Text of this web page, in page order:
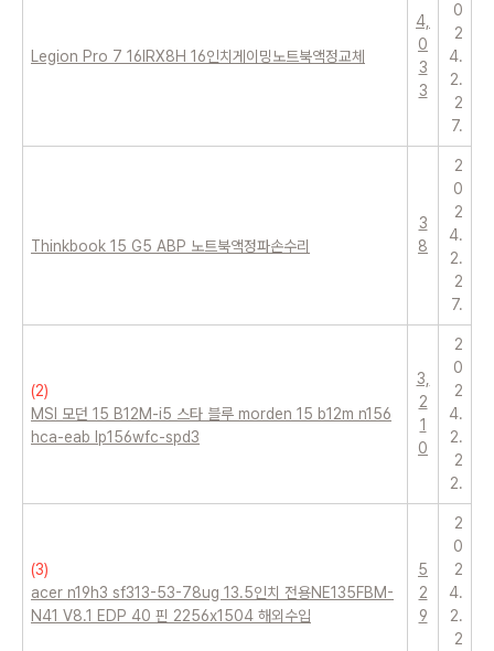
Legion Pro 7 16IRX8H 16인치게이밍노트북액정교체
4,
0
3
3
0
2
4.
2.
2
7.
Thinkbook 15 G5 ABP 노트북액정파손수리
3
8
2
0
2
4.
2.
2
7.
(2)
MSI 모던 15 B12M-i5 스타 블루 morden 15 b12m n156
hca-eab lp156wfc-spd3
3,
2
1
0
2
0
2
4.
2.
2
2.
(3)
acer n19h3 sf313-53-78ug 13.5인치 전용NE135FBM-
N41 V8.1 EDP 40 핀 2256x1504 해외수입
5
2
9
2
0
2
4.
2.
2